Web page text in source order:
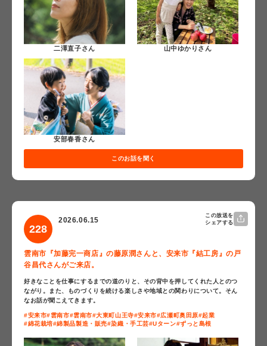
このお話を聞く
二澤直子さん 山中ゆかりさん
安部春香さん
228
2026.06.15
雲南市『加藤完一商店』の藤原潤さんと、安来市『結工房』の戸
谷昌代さんがご来店。
好きなことを仕事にするまでの道のりと、その背中を押してくれた人とのつ
ながり。また、ものづくりを続ける楽しさや地域との関わりについて。そん
なお話が聞こえてきます。
#安来市#雲南市#雲南市#大東町山王寺#安来市#広瀬町奥田原#起業
#綿花栽培#綿製品製造・販売#染織・手工芸#Uターン#ずっと島根
この放送を
シェアする